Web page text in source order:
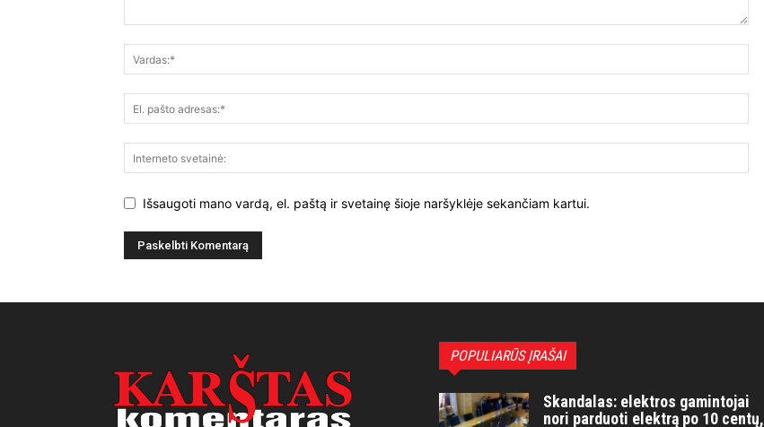
Išsaugoti mano vardą, el. paštą ir svetainę šioje naršyklėje sekančiam kartui.
POPULIARŪS ĮRAŠAI
Skandalas: elektros gamintojai
nori parduoti elektrą po 10 centų,